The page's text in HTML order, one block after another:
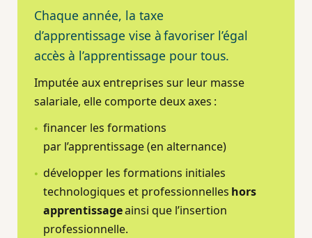
Chaque année, la taxe
d’apprentissage vise à favoriser l’égal
accès à l’apprentissage pour tous.
Imputée aux entreprises sur leur masse
salariale, elle comporte deux axes :
financer les formations
par l’apprentissage (en alternance)
développer les formations initiales
technologiques et professionnelles hors
apprentissageainsi que l’insertion
professionnelle.